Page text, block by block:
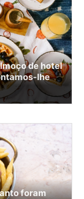
de hotel
lhe
foram